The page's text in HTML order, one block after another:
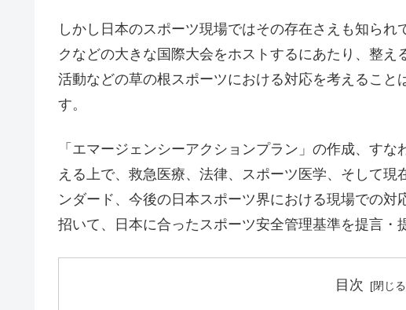
しかし日本のスポーツ現場ではその存在さえも知ら
クなどの大きな国際大会をホストするにあたり、整
活動などの草の根スポーツにおける対応を考えること
す。
「エマージェンシーアクションプラン」の作成、す
える上で、救急医療、法律、スポーツ医学、そして
ンダード、今後の日本スポーツ界における現場での
招いて、日本に合ったスポーツ安全管理基準を提言・
目次